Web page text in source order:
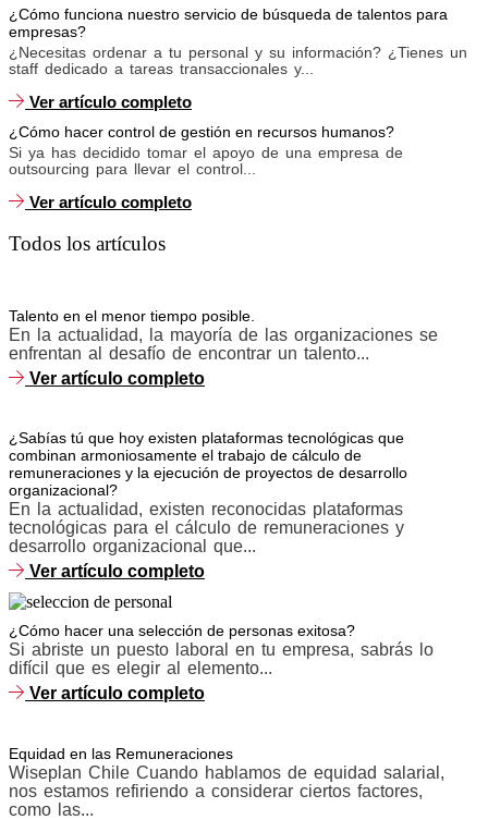
¿Cómo funciona nuestro servicio de búsqueda de talentos para
empresas?
¿Necesitas ordenar a tu personal y su información? ¿Tienes un
staff dedicado a tareas transaccionales y...
Ver artículo completo
¿Cómo hacer control de gestión en recursos humanos?
Si ya has decidido tomar el apoyo de una empresa de
outsourcing para llevar el control...
Ver artículo completo
Todos los artículos
Talento en el menor tiempo posible.
En la actualidad, la mayoría de las organizaciones se
enfrentan al desafío de encontrar un talento...
Ver artículo completo
¿Sabías tú que hoy existen plataformas tecnológicas que
combinan armoniosamente el trabajo de cálculo de
remuneraciones y la ejecución de proyectos de desarrollo
organizacional?
En la actualidad, existen reconocidas plataformas
tecnológicas para el cálculo de remuneraciones y
desarrollo organizacional que...
Ver artículo completo
¿Cómo hacer una selección de personas exitosa?
Si abriste un puesto laboral en tu empresa, sabrás lo
difícil que es elegir al elemento...
Ver artículo completo
Equidad en las Remuneraciones
Wiseplan Chile Cuando hablamos de equidad salarial,
nos estamos refiriendo a considerar ciertos factores,
como las...